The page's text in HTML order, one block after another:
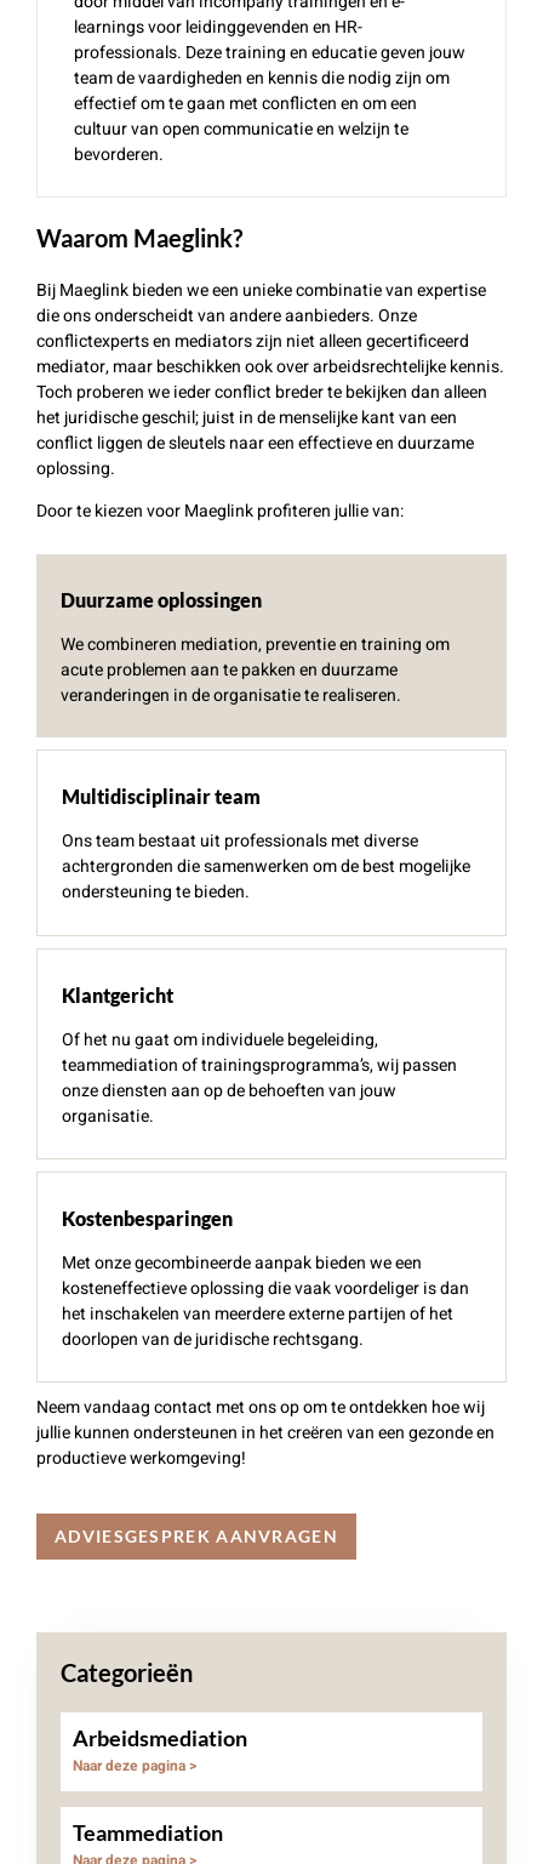
learnings voor leidinggevenden en HR-
professionals. Deze training en educatie geven jouw
team de vaardigheden en kennis die nodig zijn om
effectief om te gaan met conflicten en om een
cultuur van open communicatie en welzijn te
bevorderen.
Waarom Maeglink?
Bij Maeglink bieden we een unieke combinatie van expertise
die ons onderscheidt van andere aanbieders. Onze
conflictexperts en mediators zijn niet alleen gecertificeerd
mediator, maar beschikken ookoverarbeidsrechtelijke kennis.
Toch proberen we ieder conflict breder te bekijken dan alleen
het juridische geschil; juist in de menselijke kant van een
conflict liggen de sleutels naar een effectieveen duurzame
oplossing.
Door te kiezen voor Maeglink profiteren jullie van:
Duurzame oplossingen
We combineren mediation, preventie en training om
acute problemen aan te pakken en duurzame
veranderingen in de organisatie te realiseren.
Multidisciplinair team
Ons team bestaat uit professionals met diverse
achtergronden die samenwerken om de best mogelijke
ondersteuning te bieden.
Klantgericht
Of het nu gaat om individuele begeleiding,
teammediation of trainingsprogramma’s, wij passen
onze diensten aan op de behoeften van jouw
organisatie.
Kostenbesparingen
Met onze gecombineerde aanpak bieden we een
kosteneffectieve oplossing die vaak voordeliger is dan
het inschakelen van meerdere externe partijenof het
doorlopen van de juridische rechtsgang.
Neem vandaag contact met ons op om te ontdekken hoe wij
jullie kunnen ondersteunen in het creëren van een gezonde en
productieve werkomgeving!
ADVIESGESPREK AANVRAGEN
Categorieën
Arbeidsmediation
Naar deze pagina >
Teammediation